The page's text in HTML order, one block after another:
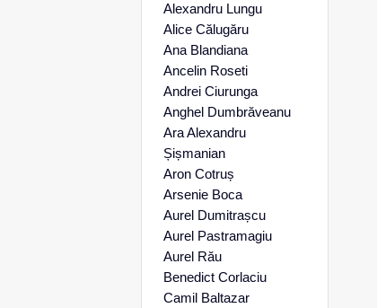
Alexandru Lungu
Alice Călugăru
Ana Blandiana
Ancelin Roseti
Andrei Ciurunga
Anghel Dumbrăveanu
Ara Alexandru
Șișmanian
Aron Cotruș
Arsenie Boca
Aurel Dumitrașcu
Aurel Pastramagiu
Aurel Rău
Benedict Corlaciu
Camil Baltazar